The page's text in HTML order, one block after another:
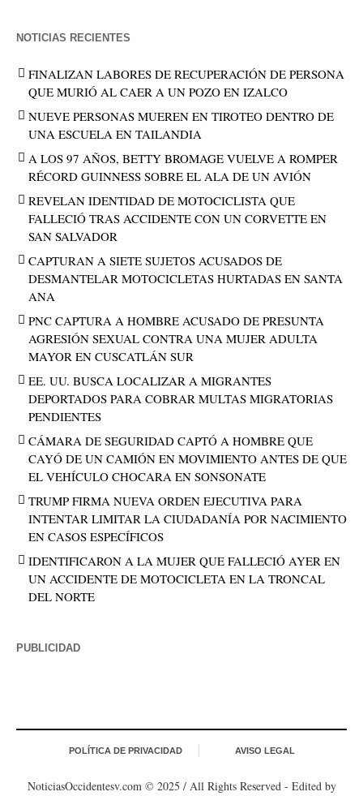
NOTICIAS RECIENTES
FINALIZAN LABORES DE RECUPERACIÓN DE PERSONA
QUE MURIÓ AL CAER A UN POZO EN IZALCO
NUEVE PERSONAS MUEREN EN TIROTEO DENTRO DE
UNA ESCUELA EN TAILANDIA
A LOS 97 AÑOS, BETTY BROMAGE VUELVE A ROMPER
RÉCORD GUINNESS SOBRE EL ALA DE UN AVIÓN
REVELAN IDENTIDAD DE MOTOCICLISTA QUE
FALLECIÓ TRAS ACCIDENTE CON UN CORVETTE EN
SAN SALVADOR
CAPTURAN A SIETE SUJETOS ACUSADOS DE
DESMANTELAR MOTOCICLETAS HURTADAS EN SANTA
ANA
PNC CAPTURA A HOMBRE ACUSADO DE PRESUNTA
AGRESIÓN SEXUAL CONTRA UNA MUJER ADULTA
MAYOR EN CUSCATLÁN SUR
EE. UU. BUSCA LOCALIZAR A MIGRANTES
DEPORTADOS PARA COBRAR MULTAS MIGRATORIAS
PENDIENTES
CÁMARA DE SEGURIDAD CAPTÓ A HOMBRE QUE
CAYÓ DE UN CAMIÓN EN MOVIMIENTO ANTES DE QUE
EL VEHÍCULO CHOCARA EN SONSONATE
TRUMP FIRMA NUEVA ORDEN EJECUTIVA PARA
INTENTAR LIMITAR LA CIUDADANÍA POR NACIMIENTO
EN CASOS ESPECÍFICOS
IDENTIFICARON A LA MUJER QUE FALLECIÓ AYER EN
UN ACCIDENTE DE MOTOCICLETA EN LA TRONCAL
DEL NORTE
PUBLICIDAD
POLÍTICA DE PRIVACIDAD AVISO LEGAL
NoticiasOccidentesv.com © 2025 / All Rights Reserved - Edited by